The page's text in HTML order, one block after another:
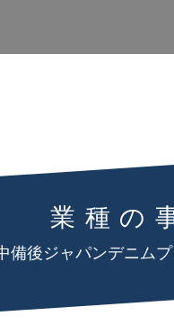
業種の
備後ジャパンデニム